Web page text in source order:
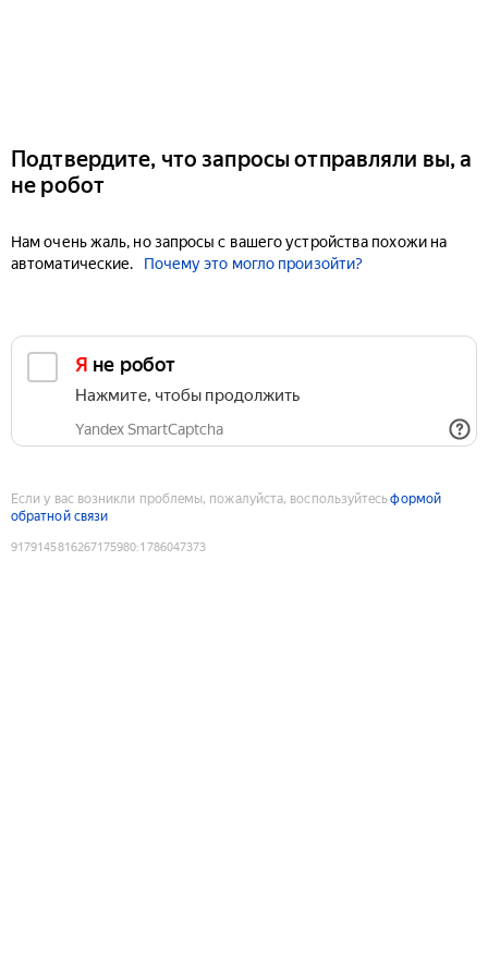
Подтвердите, что запросы отправляли вы, а
не робот
Нам очень жаль, но запросы с вашего устройства похожи на
автоматические.
Почему это могло произойти?
Я не робот
Нажмите, чтобы продолжить
Yandex SmartCaptcha
Если у вас возникли проблемы, пожалуйста, воспользуйтесьформой
обратной связи
9179145816267175980:1786047373